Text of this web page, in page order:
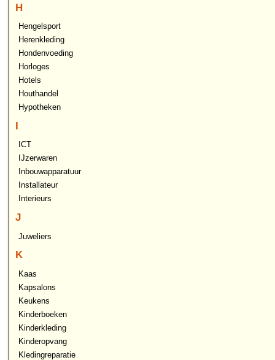
H
Hengelsport
Herenkleding
Hondenvoeding
Horloges
Hotels
Houthandel
Hypotheken
I
ICT
IJzerwaren
Inbouwapparatuur
Installateur
Interieurs
J
Juweliers
K
Kaas
Kapsalons
Keukens
Kinderboeken
Kinderkleding
Kinderopvang
Kledingreparatie